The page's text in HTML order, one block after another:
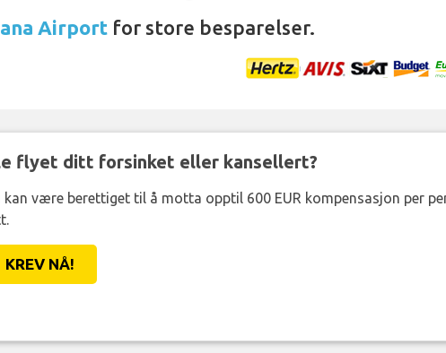
Airport for store besparelser.
flyet ditt forsinket eller kansellert?
kan være berettiget til å motta opptil 600 EUR kompensasjon per
KREV NÅ!